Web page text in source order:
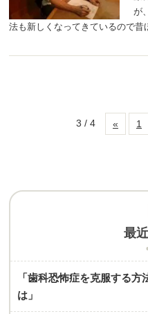
が
法も新しくなってきているので
3 / 4 « 1
最
「歯科恐怖症を克服する
は」